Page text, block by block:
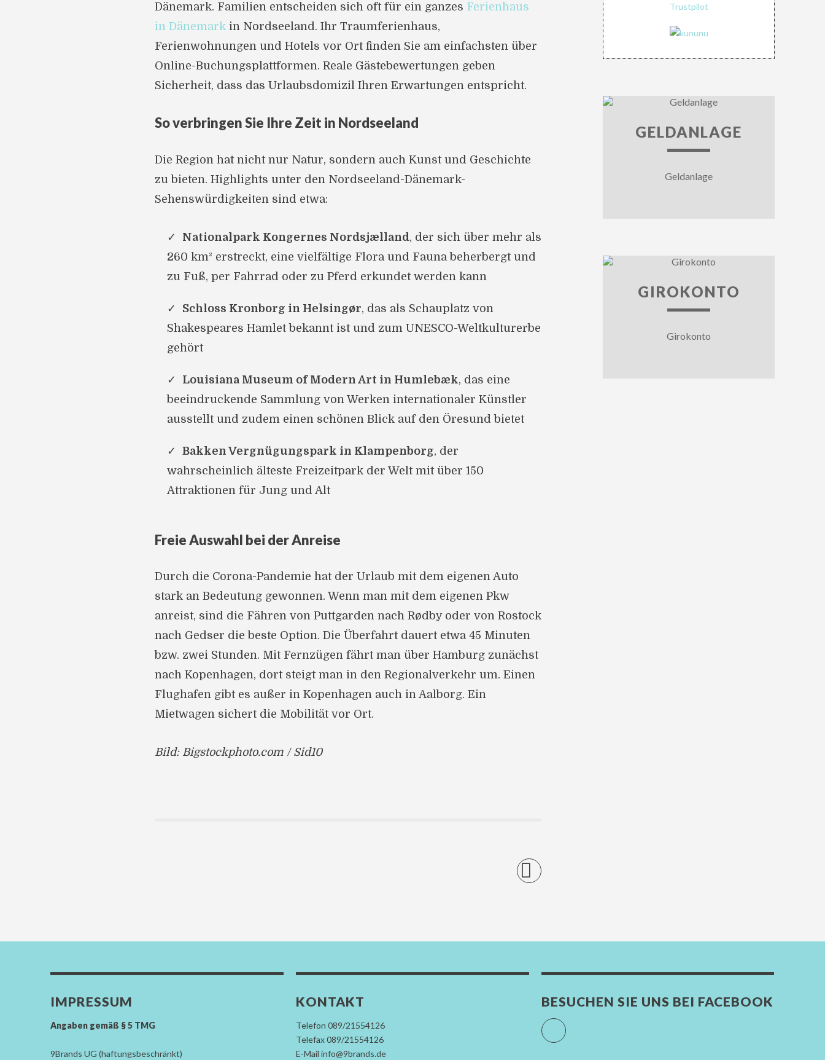
Dänemark. Familien entscheiden sich oft für ein ganzes Ferienhaus
in Dänemark in Nordseeland. Ihr Traumferienhaus,
Ferienwohnungen und Hotels vor Ort finden Sie am einfachsten über
Online-Buchungsplattformen. Reale Gästebewertungen geben
Sicherheit, dass das Urlaubsdomizil Ihren Erwartungen entspricht.
So verbringen Sie Ihre Zeit in Nordseeland
Die Region hat nicht nur Natur, sondern auch Kunst und Geschichte
zu bieten. Highlights unter den Nordseeland-Dänemark-
Sehenswürdigkeiten sind etwa:
Nationalpark Kongernes Nordsjælland, der sich über mehr als
260 km² erstreckt, eine vielfältige Flora und Fauna beherbergt und
zu Fuß, per Fahrrad oder zu Pferd erkundet werden kann
Schloss Kronborg in Helsingør, das als Schauplatz von
Shakespeares Hamlet bekannt ist und zum UNESCO-Weltkulturerbe
gehört
Louisiana Museum of Modern Art in Humlebæk, das eine
beeindruckende Sammlung von Werken internationaler Künstler
ausstellt und zudem einen schönen Blick auf den Öresund bietet
Bakken Vergnügungspark in Klampenborg, der
wahrscheinlich älteste Freizeitpark der Welt mit über 150
Attraktionen für Jung und Alt
Freie Auswahl bei der Anreise
Durch die Corona-Pandemie hat der Urlaub mit dem eigenen Auto
stark an Bedeutung gewonnen. Wenn man mit dem eigenen Pkw
anreist, sind die Fähren von Puttgarden nach Rødby oder von Rostock
nach Gedser die beste Option. Die Überfahrt dauert etwa 45 Minuten
bzw. zwei Stunden. Mit Fernzügen fährt man über Hamburg zunächst
nach Kopenhagen, dort steigt man in den Regionalverkehr um. Einen
Flughafen gibt es außer in Kopenhagen auch in Aalborg. Ein
Mietwagen sichert die Mobilität vor Ort.
Bild: Bigstockphoto.com / Sid10
Trustpilot
GELDANLAGE
Geldanlage
GIROKONTO
Girokonto
IMPRESSUM
Angaben gemäß § 5 TMG
9Brands UG (haftungsbeschränkt)
KONTAKT
Telefon 089/21554126
Telefax 089/21554126
E-Mail info@9brands.de
BESUCHEN SIE UNS BEI FACEBOOK
Facebook